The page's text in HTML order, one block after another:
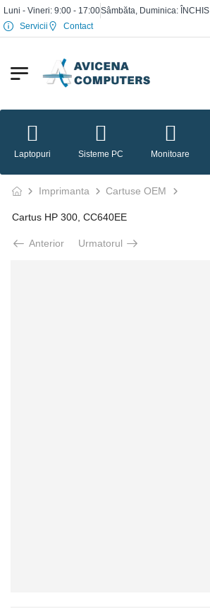
Luni - Vineri: 9:00 - 17:00Sâmbăta, Duminica: ÎNCHIS
Servicii
Contact
Laptopuri Sisteme PC Monitoare
Imprimanta Cartuse OEM
Cartus HP 300, CC640EE
Anterior Urmatorul